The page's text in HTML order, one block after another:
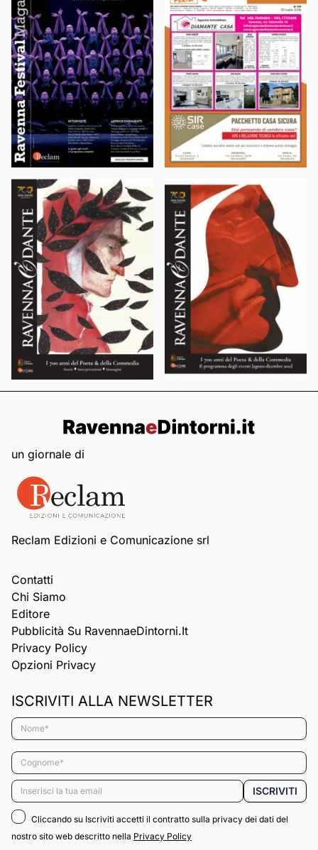
un giornale di
Reclam Edizioni e Comunicazione srl
Contatti
Chi Siamo
Editore
Pubblicità Su RavennaeDintorni.it
Privacy Policy
Opzioni Privacy
ISCRIVITI ALLA NEWSLETTER
Nome*
Cognome*
Email* ISCRIVITI
Cliccando su Iscriviti accetti il contratto sulla privacy dei dati del
nostro sito web descritto nella Privacy Policy